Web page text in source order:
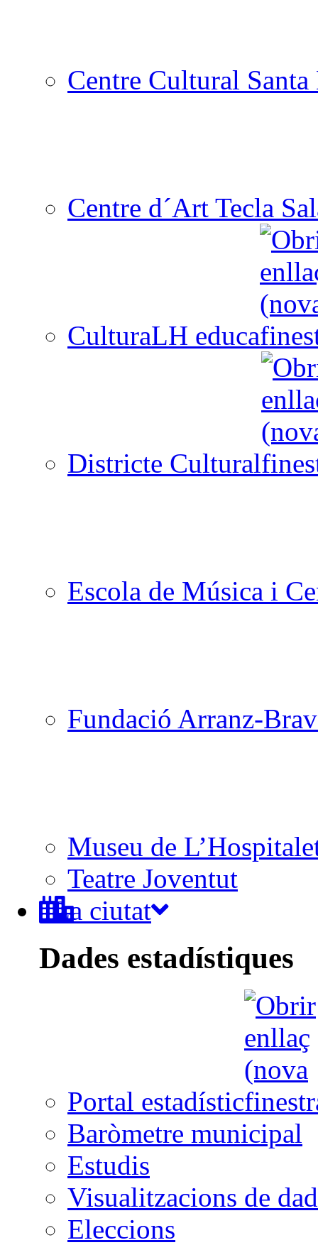
Centre Cultural
Centre d´Art Tecla
CulturaLH educa
Districte Cultural
Escola de Música i
Fundació Arranz-
Museu de
Teatre Joventut
La ciutat
Dades estadístiques
Portal estadístic
Baròmetre municipal
Estudis
Visualitzacions de
Eleccions